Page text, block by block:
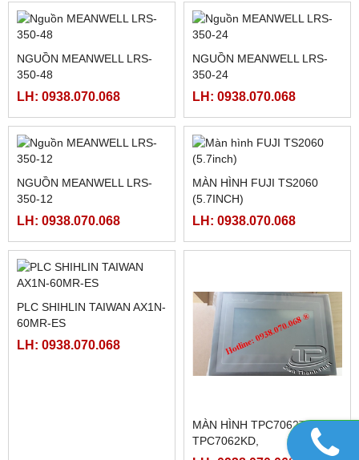
MCGSTPC TPC1561HII
LH: 0938.070.068
MCGSTPC TPC7062TI
LH: 0938.070.068
MCGSTPC TPC7062TX(KX)
LH: 0938.070.068
MÀN HÌNH HMIGXU3512 -
7INCH CÓ ETHRNET
LH: 0938.070.068
FATEK FBS-CM55
LH: 0938.070.068 LH: 0938.070.068
LH: 0938.070.068